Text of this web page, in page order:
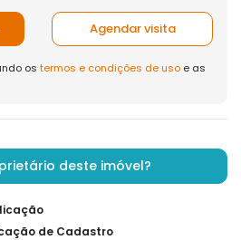
Agendar visita
os termos e condições de uso e as
deste imóvel?
de Cadastro